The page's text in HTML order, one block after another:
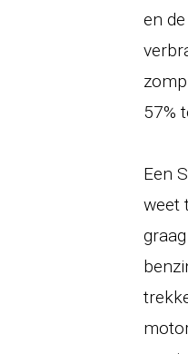
en
57%
Een
weet